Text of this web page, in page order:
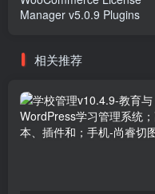
Manager v5.0.9 Plugins
相关推荐